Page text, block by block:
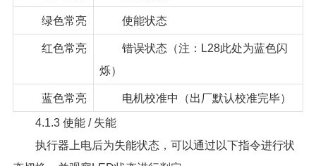
绿色常亮 使能状态
红色常亮
错误状态（注：L28此处为蓝色闪
烁）
蓝色常亮 电机校准中（出厂默认校准完毕）
4.1.3 使能 / 失能
执行器上电后为失能状态，可以通过以下指令进行状